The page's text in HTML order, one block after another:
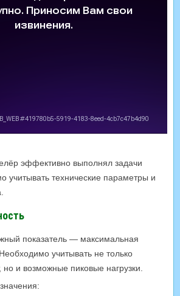
эффективно выполнял задачи
учитывать технические параметры и
показатель — максимальная
учитывать не только
но и возможные пиковые нагрузки.